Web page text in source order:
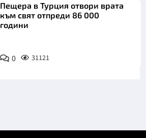
Пещера в Турция отвори врата
към свят отпреди 86 000
години
0 31121